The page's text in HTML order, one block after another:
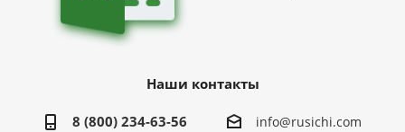
Наши контакты
8 (800) 234-63-56 info@rusichi.com